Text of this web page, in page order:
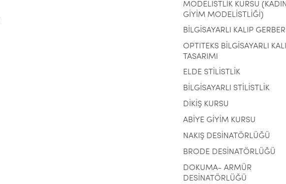
MODELİSTLİK KURSU (KADIN
GİYİM MODELİSTLİĞİ)
BİLGİSAYARLI KALIP GERBER
OPTITEKS BİLGİSAYARLI
TASARIMI
ELDE STİLİSTLİK
BİLGİSAYARLI STİLİSTLİK
DİKİŞ KURSU
ABİYE GİYİM KURSU
NAKIŞ DESİNATÖRLÜĞÜ
BRODE DESİNATÖRLÜĞÜ
DOKUMA- ARMÜR
DESİNATÖRLÜĞÜ